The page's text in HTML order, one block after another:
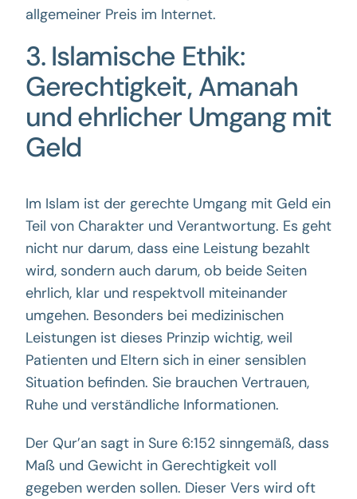
allgemeiner Preis im Internet.
3. Islamische Ethik:
Gerechtigkeit, Amanah
und ehrlicher Umgang mit
Geld
Im Islam ist der gerechte Umgang mit Geld ein
Teil von Charakter und Verantwortung. Es geht
nicht nur darum, dass eine Leistung bezahlt
wird, sondern auch darum, ob beide Seiten
ehrlich, klar und respektvoll miteinander
umgehen. Besonders bei medizinischen
Leistungen ist dieses Prinzip wichtig, weil
Patienten und Eltern sich in einer sensiblen
Situation befinden. Sie brauchen Vertrauen,
Ruhe und verständliche Informationen.
Der Qur’an sagt in Sure 6:152 sinngemäß, dass
Maß und Gewicht in Gerechtigkeit voll
gegeben werden sollen. Dieser Vers wird oft